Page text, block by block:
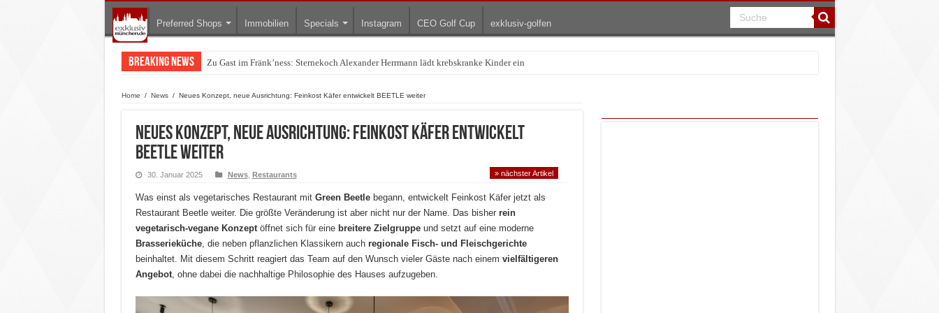
Preferred Shops Immobilien Specials Instagram CEO Golf Cup exklusiv-golfen
Breaking News Zu Gast im Fränk’ness: Sternekoch Alexander Herrmann lädt krebskranke Kinder ein
Warum München gerade zum Treffpunkt der Lingerie-Branche wurde
Home / News / Neues Konzept, neue Ausrichtung: Feinkost Käfer entwickelt BEETLE weiter
Neues Konzept, neue Ausrichtung: Feinkost Käfer entwickelt
BEETLE weiter
30. Januar 2025 News, Restaurants » nächster Artikel
Was einst als vegetarisches Restaurant mit Green Beetlebegann, entwickelt Feinkost Käfer jetzt als
Restaurant Beetle weiter. Die größte Veränderung ist aber nicht nur der Name. Das bisher rein
vegetarisch-vegane Konzeptöffnet sich für eine breitere Zielgruppeund setzt auf eine moderne
Brasserieküche, die neben pflanzlichen Klassikern auch regionale Fisch- und Fleischgerichte
beinhaltet. Mit diesem Schritt reagiert das Team auf den Wunsch vieler Gäste nach einem vielfältigeren
Angebot, ohne dabei die nachhaltige Philosophie des Hauses aufzugeben.